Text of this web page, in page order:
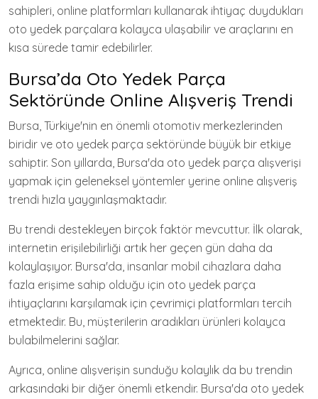
sahipleri, online platformları kullanarak ihtiyaç duydukları
oto yedek parçalara kolayca ulaşabilir ve araçlarını en
kısa sürede tamir edebilirler.
Bursa’da Oto Yedek Parça
Sektöründe Online Alışveriş Trendi
Bursa, Türkiye'nin en önemli otomotiv merkezlerinden
biridir ve oto yedek parça sektöründe büyük bir etkiye
sahiptir. Son yıllarda, Bursa'da oto yedek parça alışverişi
yapmak için geleneksel yöntemler yerine online alışveriş
trendi hızla yaygınlaşmaktadır.
Bu trendi destekleyen birçok faktör mevcuttur. İlk olarak,
internetin erişilebilirliği artık her geçen gün daha da
kolaylaşıyor. Bursa'da, insanlar mobil cihazlara daha
fazla erişime sahip olduğu için oto yedek parça
ihtiyaçlarını karşılamak için çevrimiçi platformları tercih
etmektedir. Bu, müşterilerin aradıkları ürünleri kolayca
bulabilmelerini sağlar.
Ayrıca, online alışverişin sunduğu kolaylık da bu trendin
arkasındaki bir diğer önemli etkendir. Bursa'da oto yedek